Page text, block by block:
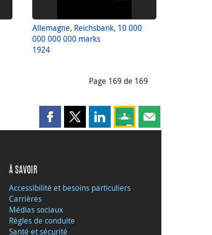
Allemagne, Reichsbank, 10 000
000 000 000 marks
1924
Page 169 de 169
Partager cette page sur Facebook
Partager cette page sur X
Partager cette page sur
Partagez cette page sur
Partager cette
À SAVOIR
Accessibilité et besoins particuliers
Carrières
Médias sociaux
Règles de conduite
Santé et sécurité